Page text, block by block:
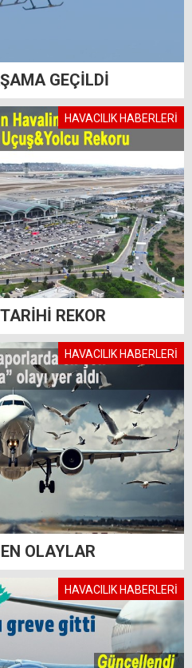
GEÇİLDİ
HAVACILIK HABERLERİ
REKOR
HAVACILIK HABERLERİ
OLAYLAR
HAVACILIK HABERLERİ